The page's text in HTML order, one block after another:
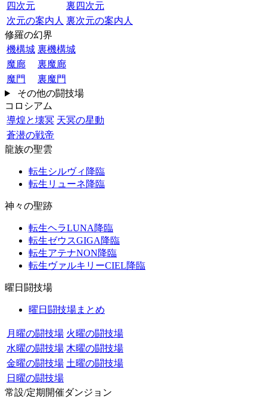
四次元
裏四次元
次元の案内人 裏次元の案内人
修羅の幻界
機構城 裏機構城
魔廊
裏魔廊
魔門
裏魔門
その他の闘技場
コロシアム
導煌と壊冥 天冥の星動
蒼潜の戦帝
龍族の聖雲
転生シルヴィ降臨
転生リューネ降臨
神々の聖跡
転生ヘラLUNA降臨
転生ゼウスGIGA降臨
転生アテナNON降臨
転生ヴァルキリーCIEL降臨
曜日闘技場
曜日闘技場まとめ
月曜の闘技場 火曜の闘技場
水曜の闘技場 木曜の闘技場
金曜の闘技場 土曜の闘技場
日曜の闘技場
常設/定期開催ダンジョン